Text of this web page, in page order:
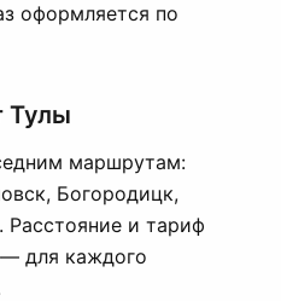
оформляется по
Тулы
маршрутам:
Богородицк,
и тариф
— для каждого